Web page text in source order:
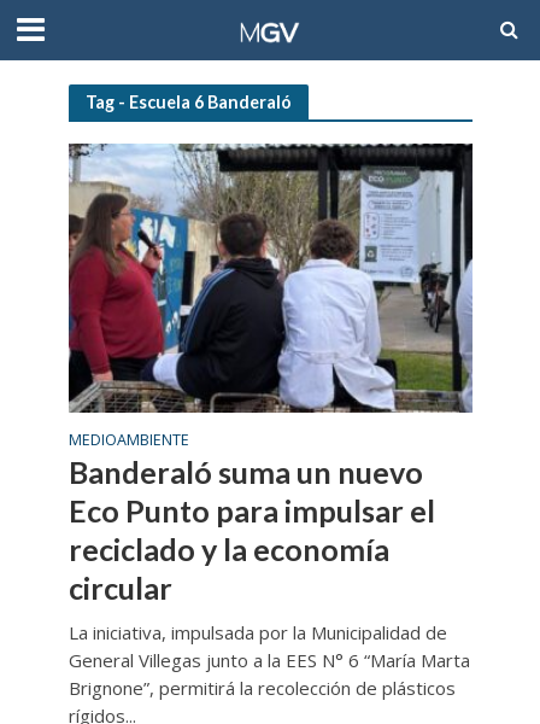
Tag - Escuela 6 Banderaló
MEDIOAMBIENTE
Banderaló suma un nuevo
Eco Punto para impulsar el
reciclado y la economía
circular
La iniciativa, impulsada por la Municipalidad de
General Villegas junto a la EES N° 6 “María Marta
Brignone”, permitirá la recolección de plásticos
rígidos...